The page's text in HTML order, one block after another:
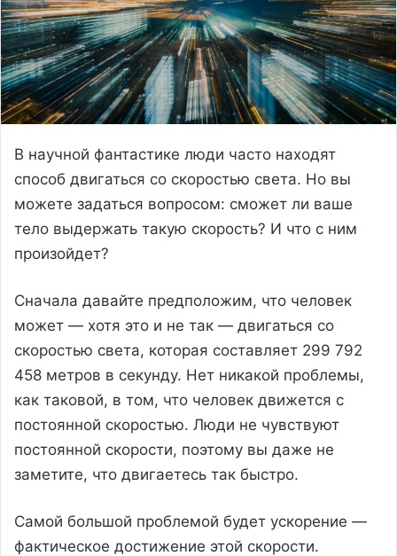
В научной фантастике люди часто находят
способ двигаться со скоростью света. Но вы
можете задаться вопросом: сможет ли ваше
тело выдержать такую скорость? И что с ним
произойдет?
Сначала давайте предположим, что человек
может — хотя это и не так — двигаться со
скоростью света, которая составляет 299 792
458 метров в секунду. Нет никакой проблемы,
как таковой, в том, что человек движется с
постоянной скоростью. Люди не чувствуют
постоянной скорости, поэтому вы даже не
заметите, что двигаетесь так быстро.
Самой большой проблемой будет ускорение —
фактическое достижение этой скорости.